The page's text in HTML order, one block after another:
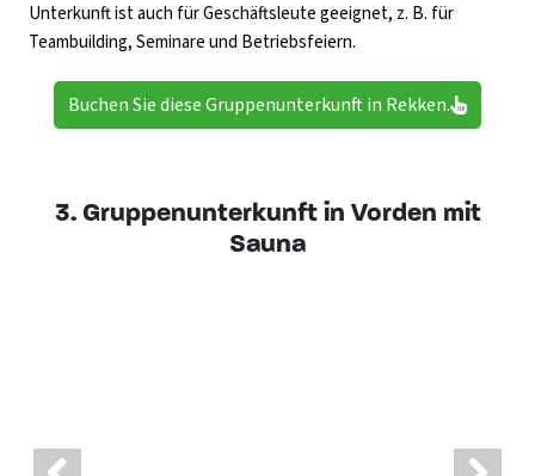
Unterkunft ist auch für Geschäftsleute geeignet, z. B. für
Teambuilding, Seminare und Betriebsfeiern.
Buchen Sie diese Gruppenunterkunft in Rekken.
3. Gruppenunterkunft in Vorden mit
Sauna